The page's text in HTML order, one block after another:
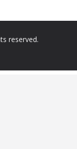
reserved.